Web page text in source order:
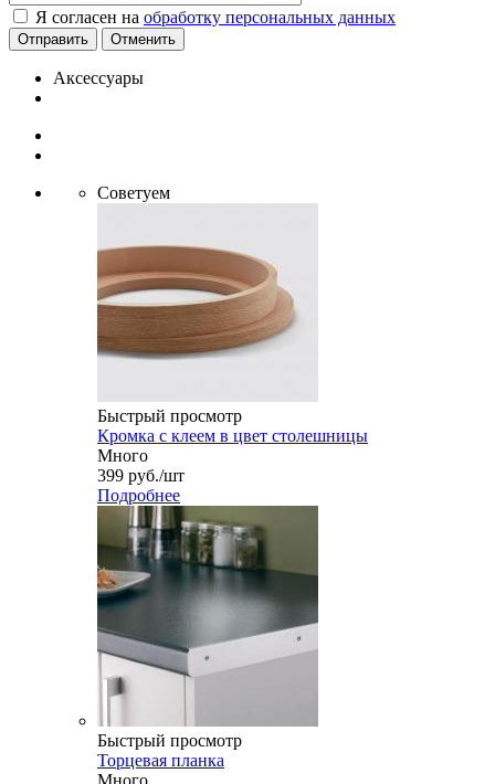
Я согласен на обработку персональных данных
Отменить
Аксессуары
Советуем
Быстрый просмотр
Кромка с клеем в цвет столешницы
Много
399 руб./шт
Подробнее
Быстрый просмотр
Торцевая планка